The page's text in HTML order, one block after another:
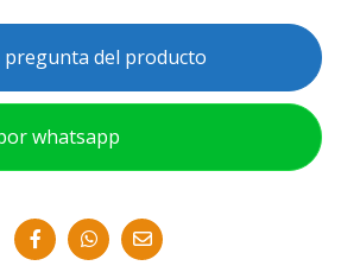
pregunta del producto
whatsapp